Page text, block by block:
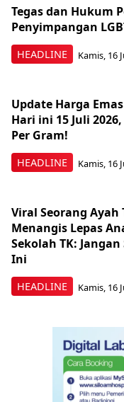
HEADLINE
Tegas dan Hukum
Penyimpangan
Kamis, 16
HEADLINE
Update Harga
Hari ini 15 Juli
Per Gram!
Kamis, 16
HEADLINE
Viral Seorang Ayah
Menangis Lepas
Sekolah TK:
Ini
Kamis, 16